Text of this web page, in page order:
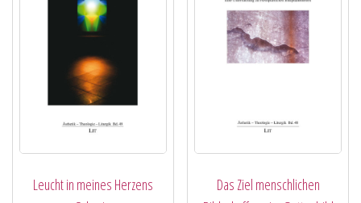
Leucht in meines Herzens
Das Ziel menschlichen